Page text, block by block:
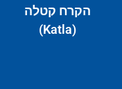
הקרח קטלה
(Katla)